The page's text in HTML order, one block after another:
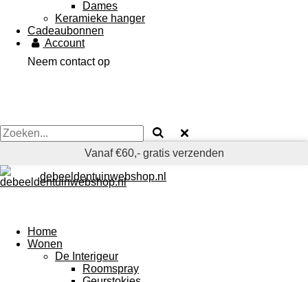
Dames
Keramieke hanger
Cadeaubonnen
Account
Neem contact op
Vanaf €60,- gratis verzenden
debeeldentuinwebshop.nl
Home
Wonen
De Interigeur
Roomspray